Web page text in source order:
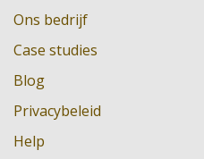
Ons bedrijf
Case studies
Blog
Privacybeleid
Help